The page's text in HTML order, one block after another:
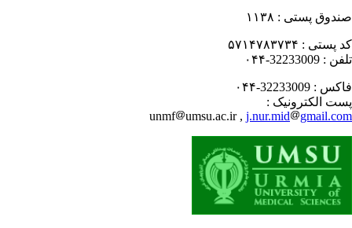
پستی : ۱۱۳۸
پستی : ۵۷۱۴۷۸۳۷۳۴
: 32233009-۰۴۴
: 32233009-۰۴۴
الکترونیک :
unmf
umsu.ac.ir ,j.nur.mid